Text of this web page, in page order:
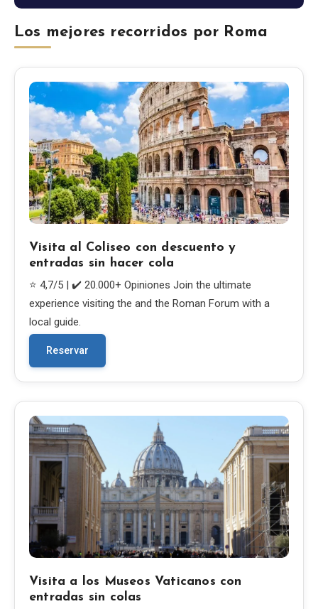
Catacumbas de Roma
Blog
Tienda
Todos los recuerdos
Posters
License Plates
Sobre nosotros
Los mejores recorridos por Roma
Visita al Coliseo con descuento y
entradas sin hacer cola
⭐ 4,7/5 | ✔️ 20.000+ Opiniones Join the ultimate
experience visiting the and the Roman Forum with a
local guide.
Reservar
Visita a los Museos Vaticanos con
entradas sin colas